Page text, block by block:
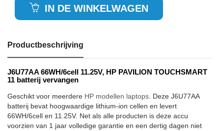
IN DE WINKELWAGEN
Productbeschrijving
J6U77AA 66WH/6cell 11.25V, HP PAVILION TOUCHSMART
11 batterij vervangen
Geschikt voor meerdere HP modellen laptops . Deze J6U77AA
batterij bevat hoogwaardige lithium-ion cellen en levert
66WH/6cell en 11.25V. Net als alle producten is deze accu
voorzien van 1 jaar volledige garantie en een dertig dagen niet